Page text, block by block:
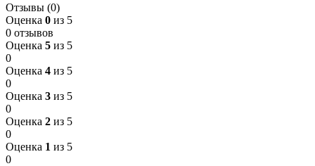
Отзывы (0)
Оценка 0 из 5
0 отзывов
Оценка 5 из 5
0
Оценка 4 из 5
0
Оценка 3 из 5
0
Оценка 2 из 5
0
Оценка 1 из 5
0